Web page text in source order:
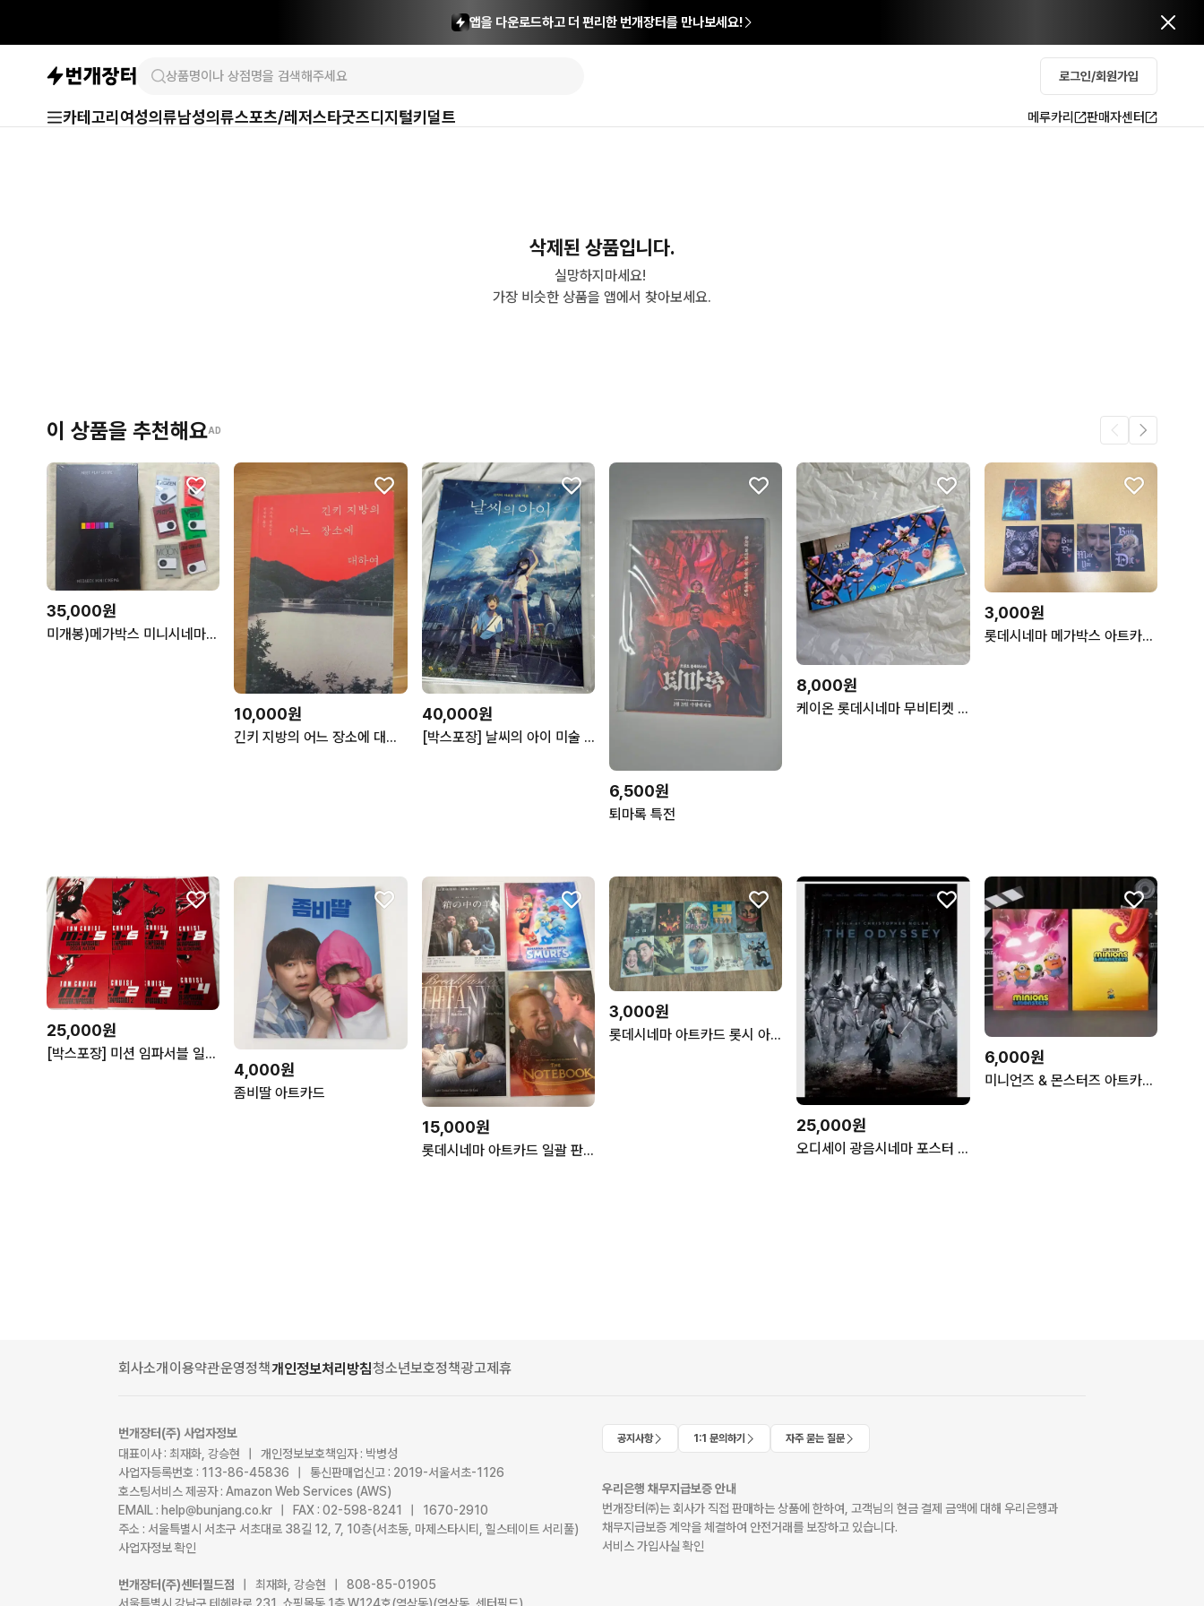
앱을 다운로드하고 더 편리한 번개장터를 만나보세요!
로그인/회원가입
카테고리 여성의류남성의류스포츠/레저스타굿즈디지털키덜트 메루카리 판매자센터
삭제된 상품입니다.
실망하지마세요!
가장 비슷한 상품을 앱에서 찾아보세요.
이 상품을 추천해요AD
35,000원
미개봉)메가박스 미니시네마 + 무비칩6개 세트
10,000원
긴키 지방의 어느 장소에 대하여 취재자료 개봉X
40,000원
[박스포장] 날씨의 아이 미술 포스터 A3 영화 롯데시네마 수원 기획전 수퍼플렉스 특별관 미술용지
6,500원
퇴마록 특전
8,000원
케이온 롯데시네마 무비티켓 새상품
3,000원
롯데시네마 메가박스 아트카드 폭풍의언덕 백설공주 브라이드 엽서
25,000원
[박스포장] 미션 임파서블 일러스트 포스터 8장 A3 영화 롯데시네마 1-8편
4,000원
좀비딸 아트카드
15,000원
롯데시네마 아트카드 일괄 판매
3,000원
롯데시네마 아트카드 롯시 아카 대도시의 사랑법 위플래쉬 파일럿
25,000원
오디세이 광음시네마 포스터 롯데시네마 굿즈 특전
6,000원
미니언즈 & 몬스터즈 아트카드 아카 롯데시네마 픽사
회사소개 이용약관운영정책개인정보처리방침청소년보호정책광고제휴
번개장터(주) 사업자정보
대표이사 : 최재화, 강승현 | 개인정보보호책임자 : 박병성
사업자등록번호 : 113-86-45836 | 통신판매업신고 : 2019-서울서초-1126
호스팅서비스 제공자 : Amazon Web Services (AWS)
EMAIL : help@bunjang.co.kr | FAX : 02-598-8241 | 1670-2910
주소 : 서울특별시 서초구 서초대로 38길 12, 7, 10층(서초동, 마제스타시티, 힐스테이트 서리풀)
사업자정보 확인
번개장터(주)센터필드점
| 최재화, 강승현 | 808-85-01905
공지사항 1:1 문의하기 자주 묻는 질문
우리은행 채무지급보증 안내
번개장터㈜는 회사가 직접 판매하는 상품에 한하여, 고객님의 현금 결제 금액에 대해 우리은행과
채무지급보증 계약을 체결하여 안전거래를 보장하고 있습니다.
서비스 가입사실 확인